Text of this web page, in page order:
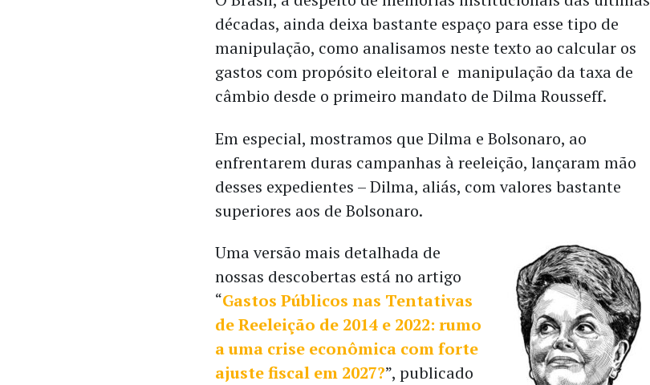
décadas, ainda deixa bastante espaço para esse tipo de
manipulação, como analisamos neste texto ao calcular os
gastos com propósito eleitoral e manipulação da taxa de
câmbio desde o primeiro mandato de Dilma Rousseff.
Em especial, mostramos que Dilma e Bolsonaro, ao
enfrentarem duras campanhas à reeleição, lançaram mão
desses expedientes – Dilma, aliás, com valores bastante
superiores aos de Bolsonaro.
Uma versão mais detalhada de
nossas descobertas está no artigo
“Gastos Públicos nas Tentativas
de Reeleição de 2014 e 2022: rumo
a uma crise econômica com forte
ajuste fiscal em 2027?”, publicado